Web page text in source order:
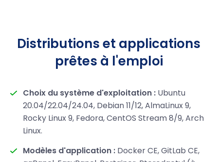
Distributions et applications
prêtes à l'emploi
Choix du système d'exploitation : Ubuntu
20.04/22.04/24.04, Debian 11/12, AlmaLinux 9,
Rocky Linux 9, Fedora, CentOS Stream 8/9, Arch
Linux.
Modèles d'application : Docker CE, GitLab CE,